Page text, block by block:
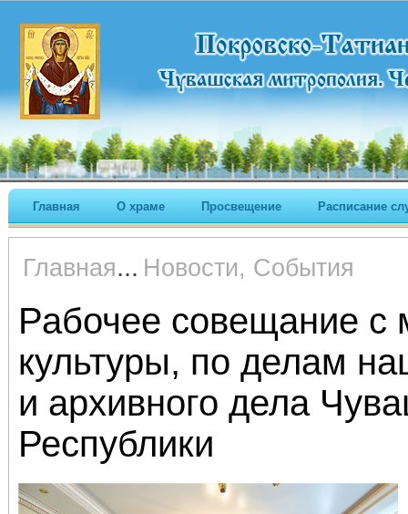
Главная О храме Просвещение Расписание
Главная... Новости, События
Рабочее совещание с
культуры, по делам
и архивного дела
Республики